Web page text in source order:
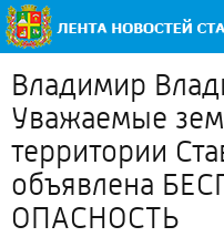
Владимир
Уважаемые
территории
объявлена
ОПАСНОСТЬ